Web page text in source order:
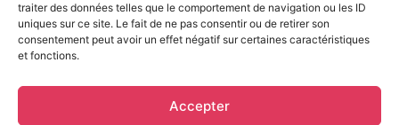
traiter des données telles que le comportement de navigation ou les ID
uniques sur ce site. Le fait de ne pas consentir ou de retirer son
consentement peut avoir un effet négatif sur certaines caractéristiques
et fonctions.
Accepter
DEVIS MARBRERIE
Mentions légales
© Pompes funèbresdu Centre • 2023 • Tout droits